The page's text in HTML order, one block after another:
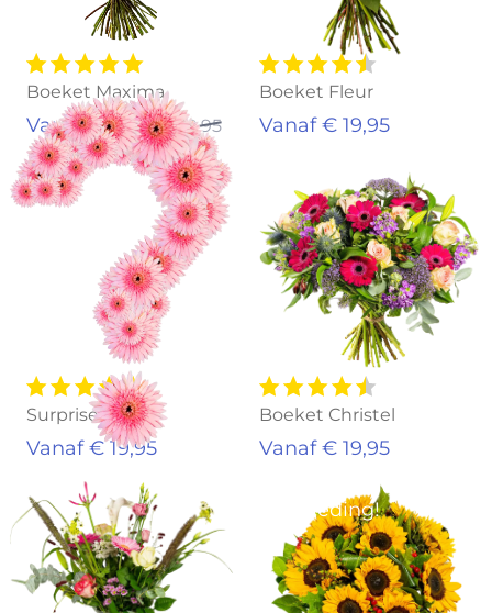
Boeket Maxima
Vanaf € 17,95€ 19,95
Boeket Fleur
Vanaf € 19,95
Surprise!
Vanaf € 19,95
Boeket Christel
Vanaf € 19,95
Aanbieding!